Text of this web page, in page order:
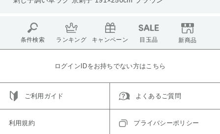
条件検索 ランキング キャンペーン 目玉品 新商品
ログインIDをお持ちでない方はこちら
ご利用ガイド よくあるご質問
利用規約 プライバシーポリシー